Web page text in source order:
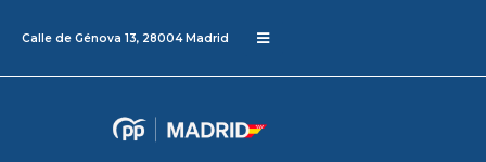
Calle de Génova 13, 28004 Madrid